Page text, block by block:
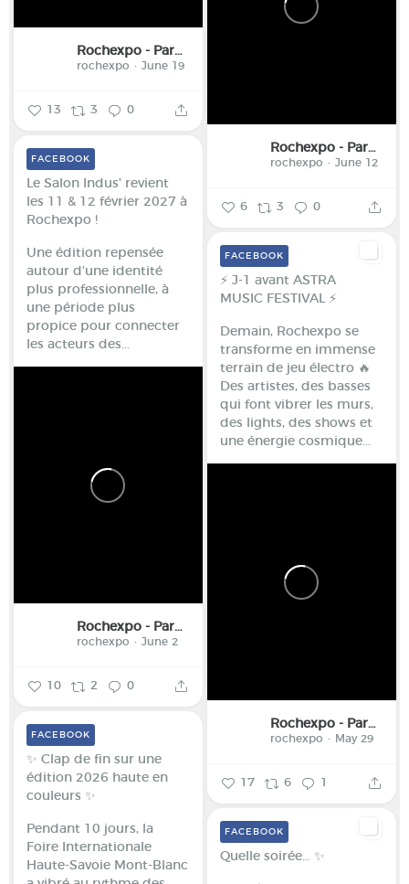
Rochexpo - Parc des Expositions de la Haute-Savoie
rochexpo June 19
13 3 0
Rochexpo - Parc des Expositions de la Haute-Savoie
rochexpo June 12
6 3 0
Le Salon Indus' revient
les 11 & 12 février 2027 à
Rochexpo !
Une édition repensée
autour d’une identité
plus professionnelle, à
une période plus
propice pour connecter
les acteurs des...
Rochexpo - Parc des Expositions de la Haute-Savoie
rochexpo June 2
FACEBOOK
10 2 0
⚡ J-1 avant ASTRA
MUSIC FESTIVAL ⚡
Demain, Rochexpo se
transforme en immense
terrain de jeu électro 🔥
Des artistes, des basses
qui font vibrer les murs,
des lights, des shows et
une énergie cosmique...
Rochexpo - Parc des Expositions de la Haute-Savoie
rochexpo May 29
FACEBOOK
17 6
✨ Clap de fin sur une
édition 2026 haute en
couleurs ✨
Pendant 10 jours, la
Foire Internationale
Haute-Savoie Mont-Blanc
FACEBOOK
Quelle soirée… ✨
FACEBOOK